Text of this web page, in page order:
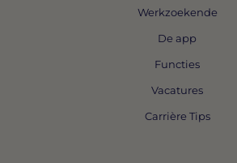
Werkzoekende
De app
Functies
Vacatures
Carrière Tips